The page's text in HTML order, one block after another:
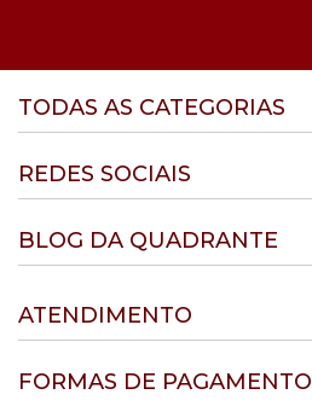
TODAS AS CATEGORIAS
REDES SOCIAIS
BLOG DA QUADRANTE
ATENDIMENTO
FORMAS DE PAGAMENTO